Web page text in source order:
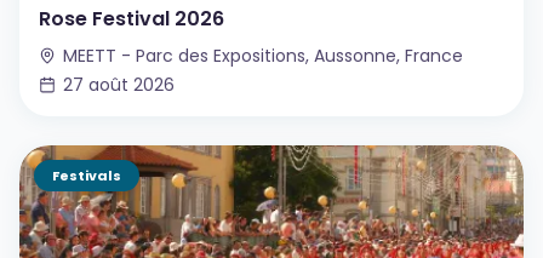
Rose Festival 2026
MEETT - Parc des Expositions, Aussonne, France
27 août 2026
Festivals